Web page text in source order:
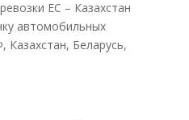
ЕС – Казахстан
автомобильных
Беларусь,